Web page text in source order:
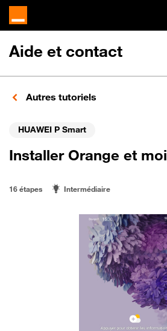
Aide et contact
Autres tutoriels
HUAWEI P Smart
Installer Orange et moi
16 étapes Intermédiaire